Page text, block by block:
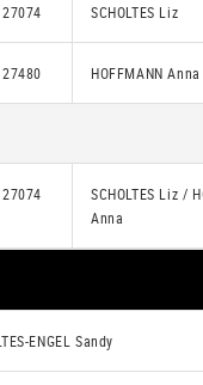
27074 SCHOLTES Liz
27480 HOFFMANN Anna
27074
SCHOLTES Liz /
Anna
ENGEL Sandy